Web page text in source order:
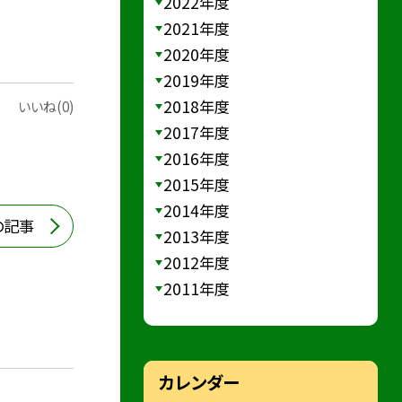
いいね(0)
事
2021年度
2020年度
2019年度
2018年度
2017年度
2016年度
2015年度
2014年度
2013年度
2012年度
2011年度
カレンダー